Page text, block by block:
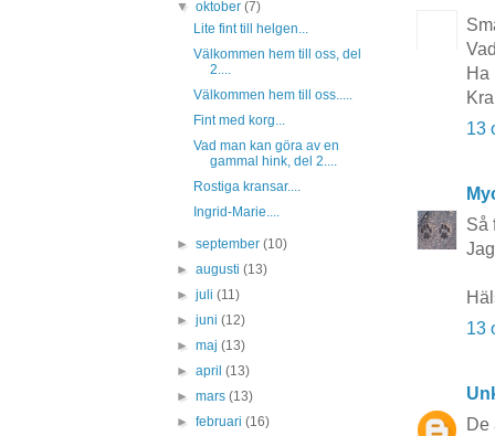
Ha
13
Så
13
De
▼oktober(7)
Lite fint till helgen...
Välkommen hem till oss, del
2....
Välkommen hem till oss.....
Fint med korg...
Vad man kan göra av en
gammal hink, del 2....
Rostiga kransar....
Ingrid-Marie....
►september(10)
►augusti(13)
►juli(11)
►juni(12)
►maj(13)
►april(13)
►mars(13)
►februari(16)